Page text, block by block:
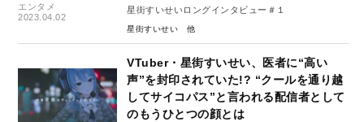
エンタメ
2023.04.02
星街すいせいロングインタビュー＃１
星街すいせい
VTuber・星街すいせい、医者に“高い
声”を封印されていた!? “クールを通り越
してサイコパス”と言われる配信者として
のもうひとつの顔とは